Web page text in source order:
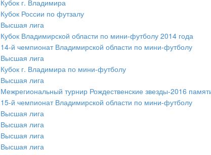
Кубок г. Владимира
Кубок России по футзалу
Высшая лига
Кубок Владимирской области по мини-футболу 2014 года
14-й чемпионат Владимирской области по мини-футболу
Высшая лига
Кубок г. Владимира по мини-футболу
Высшая лига
Межрегиональный турнир Рождественские звезды-2016
15-й чемпионат Владимирской области по мини-футболу
Высшая лига
Высшая лига
Высшая лига
Высшая лига